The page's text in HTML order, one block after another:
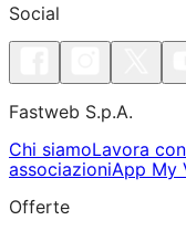
Social
Fastweb S.p.A.
Chi siamoLavora
associazioniApp My
Offerte